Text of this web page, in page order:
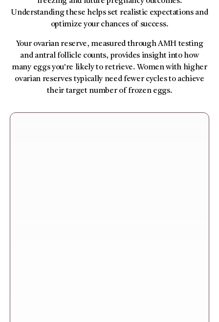
Understanding these helps set realistic expectations and
optimize your chances of success.
Your ovarian reserve, measured through AMH testing
and antral follicle counts, provides insight into how
many eggs you're likely to retrieve. Women with higher
ovarian reserves typically need fewer cycles to achieve
their target number of frozen eggs.